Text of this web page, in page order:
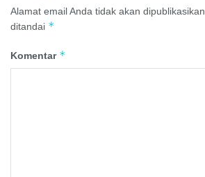
Alamat email Anda tidak akan dipublikasikan.
ditandai *
Komentar *